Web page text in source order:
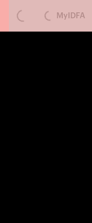
Loading... Loading...MyIDFA